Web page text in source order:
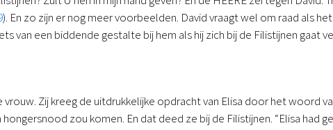
). En zo zijn er nog meer voorbeelden. David vraagt wel om raad als
van een biddende gestalte bij hem als hij zich bij de Filistijnen gaat
Zij kreeg de uitdrukkelijke opdracht van Elisa door het woord
zou komen. En dat deed ze bij de Filistijnen. “Elisa had